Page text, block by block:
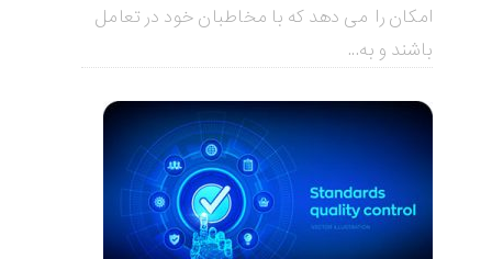
امکان را می دهد که با مخاطبان خود در تعامل
باشند و به...